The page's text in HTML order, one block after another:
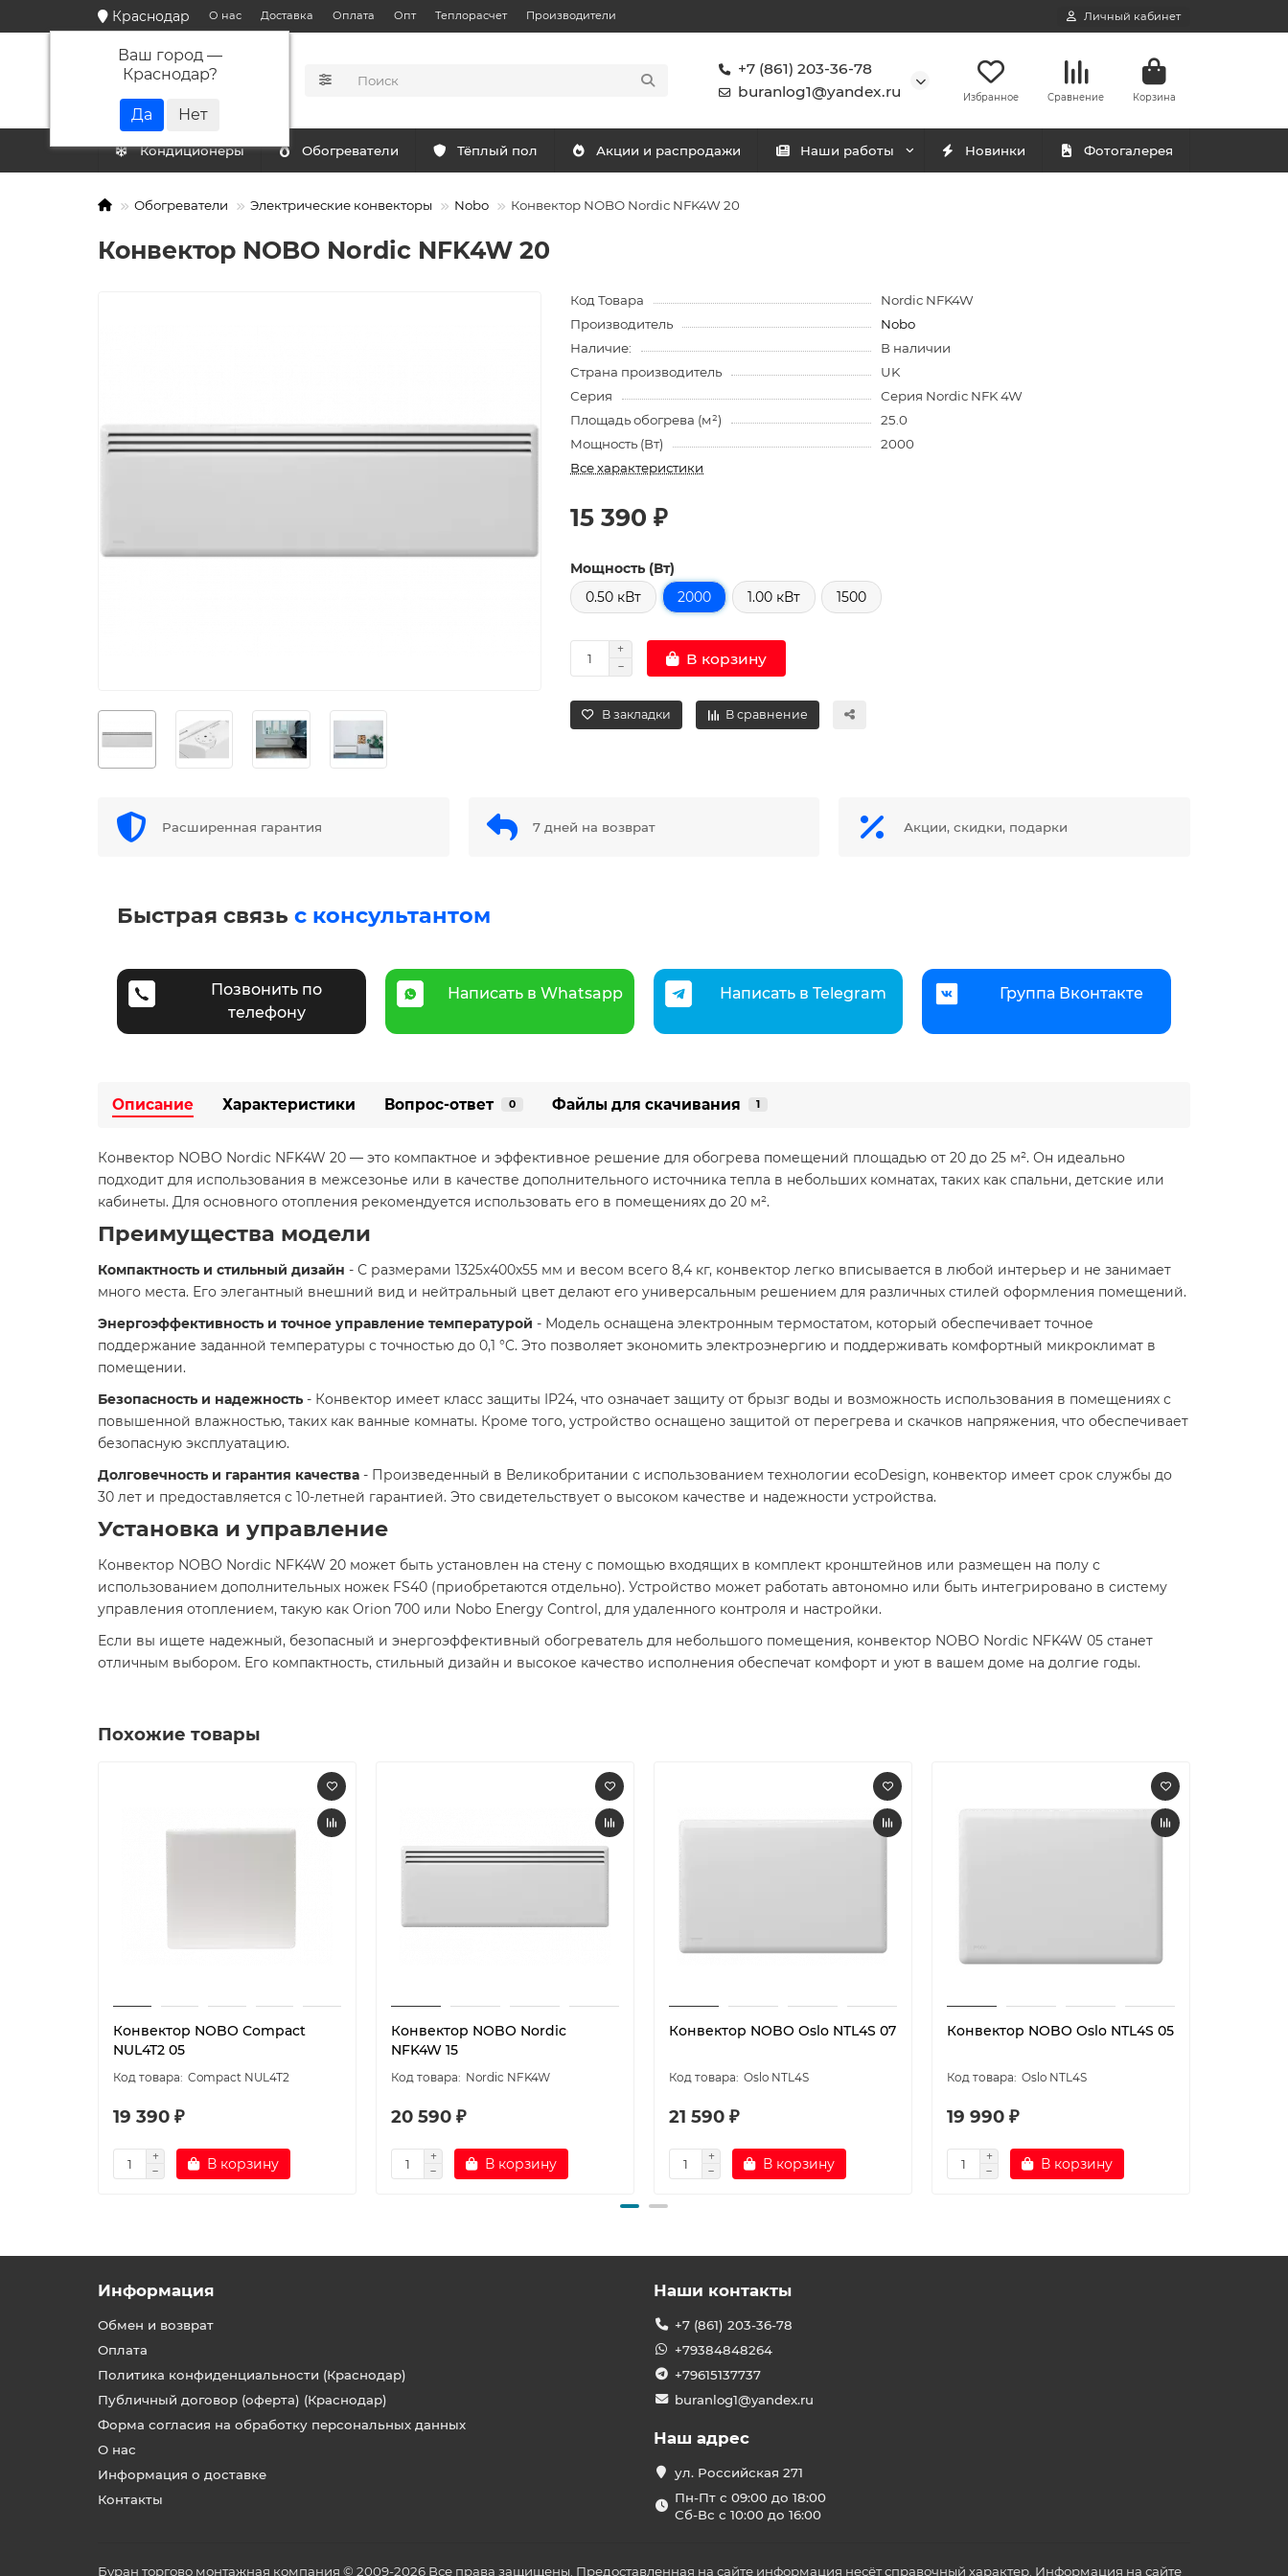
Краснодар
Ваш город —
Краснодар?
О нас Доставка Оплата Опт Теплорасчет Производители Личный кабинет
КАТАЛОГ
+7 (861) 203-36-78
buranlog1@yandex.ru
Избранное Сравнение Корзина
Кондиционеры Обогреватели Тёплый пол Акции и распродажи Наши работы Новинки Фотогалерея
Обогреватели Электрические конвекторы Nobo Конвектор NOBO Nordic NFK4W 20
Конвектор NOBO Nordic NFK4W 20
Код Товара
Nordic NFK4W
Производитель
Nobo
Наличие:
В наличии
Страна производитель
UK
Серия
Серия Nordic NFK 4W
Площадь обогрева (м²)
25.0
Мощность (Вт)
2000
Все характеристики
15 390 ₽
Мощность (Вт)
0.50 кВт
2000 1.00 кВт 1500
В корзину
В закладки В сравнение
Расширенная гарантия 7 дней на возврат Акции, скидки, подарки
Быстрая связь с консультантом
Позвонить по
телефону
Написать в Whatsapp Написать в Telegram Группа Вконтакте
Описание Характеристики Вопрос-ответ 0 Файлы для скачивания 1
Конвектор NOBO Nordic NFK4W 20 — это компактное и эффективное решение для обогрева помещений площадью от 20 до 25 м². Он идеально
подходит для использования в межсезонье или в качестве дополнительного источника тепла в небольших комнатах, таких как спальни, детские или
кабинеты. Для основного отопления рекомендуется использовать его в помещениях до 20 м².
Преимущества модели
Компактность и стильный дизайн - С размерами 1325x400x55 мм и весом всего 8,4 кг, конвектор легко вписывается в любой интерьер и не занимает
много места. Его элегантный внешний вид и нейтральный цвет делают его универсальным решением для различных стилей оформления помещений.​
Энергоэффективность и точное управление температурой - Модель оснащена электронным термостатом, который обеспечивает точное
поддержание заданной температуры с точностью до 0,1 °C. Это позволяет экономить электроэнергию и поддерживать комфортный микроклимат в
помещении.​
Безопасность и надежность - Конвектор имеет класс защиты IP24, что означает защиту от брызг воды и возможность использования в помещениях с
повышенной влажностью, таких как ванные комнаты. Кроме того, устройство оснащено защитой от перегрева и скачков напряжения, что обеспечивает
безопасную эксплуатацию.​
Долговечность и гарантия качества - Произведенный в Великобритании с использованием технологии ecoDesign, конвектор имеет срок службы до
30 лет и предоставляется с 10-летней гарантией. Это свидетельствует о высоком качестве и надежности устройства.​
Установка и управление
Конвектор NOBO Nordic NFK4W 20 может быть установлен на стену с помощью входящих в комплект кронштейнов или размещен на полу с
использованием дополнительных ножек FS40 (приобретаются отдельно). Устройство может работать автономно или быть интегрировано в систему
управления отоплением, такую как Orion 700 или Nobo Energy Control, для удаленного контроля и настройки.​
Если вы ищете надежный, безопасный и энергоэффективный обогреватель для небольшого помещения, конвектор NOBO Nordic NFK4W 05 станет
отличным выбором. Его компактность, стильный дизайн и высокое качество исполнения обеспечат комфорт и уют в вашем доме на долгие годы.​
Похожие товары
Конвектор NOBO Compact
NUL4T2 05
Compact NUL4T2
19 390 ₽
В корзину
Конвектор NOBO Nordic
NFK4W 15
Nordic NFK4W
20 590 ₽
В корзину
Конвектор NOBO Oslo NTL4S 07
Oslo NTL4S
21 590 ₽
В корзину
Конвектор NOBO Oslo NTL4S 05
Oslo NTL4S
19 990 ₽
В корзину
Информация
Обмен и возврат
Оплата
Политика конфиденциальности (Краснодар)
Публичный договор (оферта) (Краснодар)
Форма согласия на обработку персональных данных
О нас
Информация о доставке
Контакты
Наши контакты
+7 (861) 203-36-78
+79384848264
+79615137737
buranlog1@yandex.ru
Наш адрес
ул. Российская 271
Пн-Пт с 09:00 до 18:00
Сб-Вс с 10:00 до 16:00
Буран торгово монтажная компания © 2009-2026 Все права защищены. Предоставленная на сайте информация несёт справочный характер. Информация на сайте